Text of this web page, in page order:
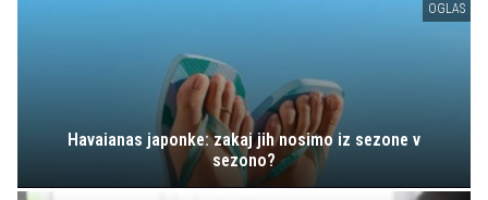
OGLAS
Havaianas japonke: zakaj jih nosimo iz sezone v
sezono?